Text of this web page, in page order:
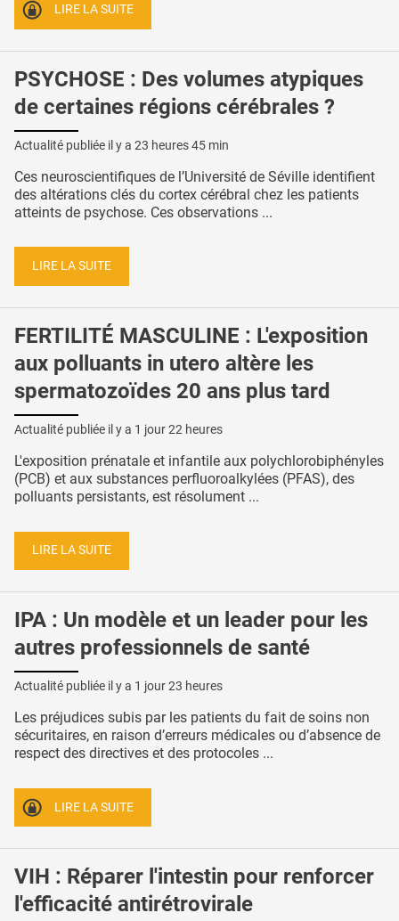
LIRE LA SUITE
PSYCHOSE : Des volumes atypiques
de certaines régions cérébrales ?
Actualité publiée il y a 23 heures 45 min
Ces neuroscientifiques de l’Université de Séville identifient
des altérations clés du cortex cérébral chez les patients
atteints de psychose. Ces observations ...
LIRE LA SUITE
FERTILITÉ MASCULINE : L'exposition
aux polluants in utero altère les
spermatozoïdes 20 ans plus tard
Actualité publiée il y a 1 jour 22 heures
L'exposition prénatale et infantile aux polychlorobiphényles
(PCB) et aux substances perfluoroalkylées (PFAS), des
polluants persistants, est résolument ...
LIRE LA SUITE
IPA : Un modèle et un leader pour les
autres professionnels de santé
Actualité publiée il y a 1 jour 23 heures
Les préjudices subis par les patients du fait de soins non
sécuritaires, en raison d’erreurs médicales ou d’absence de
respect des directives et des protocoles ...
LIRE LA SUITE
VIH : Réparer l'intestin pour renforcer
l'efficacité antirétrovirale